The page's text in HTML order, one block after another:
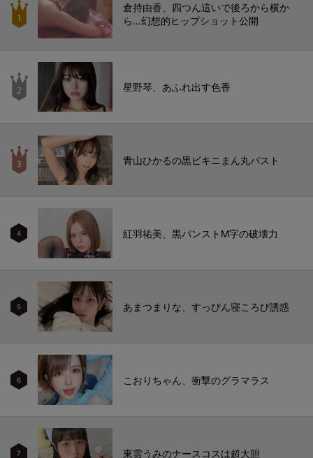
倉持由香、四つん這いで後ろから横か
ら…幻想的ヒップショット公開
星野琴、あふれ出す色香
青山ひかるの黒ビキニまん丸バスト
4 紅羽祐美、黒パンストM字の破壊力
5 あまつまりな、すっぴん寝ころび誘惑
6 こおりちゃん、衝撃のグラマラス
7 東雲うみのナースコスは超大胆